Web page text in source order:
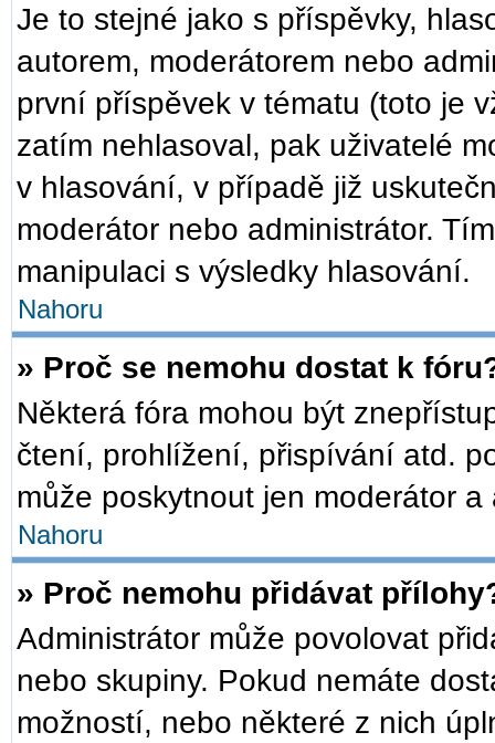
Je to stejné jako s příspěvky,
autorem, moderátorem nebo
první příspěvek v tématu (toto je
zatím nehlasoval, pak uživatelé
v hlasování, v případě již
moderátor nebo administrátor.
manipulaci s výsledky hlasování.
Nahoru
» Proč se nemohu dostat k
Některá fóra mohou být
čtení, prohlížení, přispívání atd.
může poskytnout jen moderátor
Nahoru
» Proč nemohu přidávat
Administrátor může povolovat
nebo skupiny. Pokud nemáte
možností, nebo některé z nich